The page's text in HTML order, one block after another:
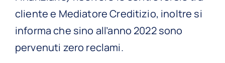
cliente e Mediatore Creditizio, inoltre si
informa che sino all’anno 2022 sono
pervenuti zero reclami.